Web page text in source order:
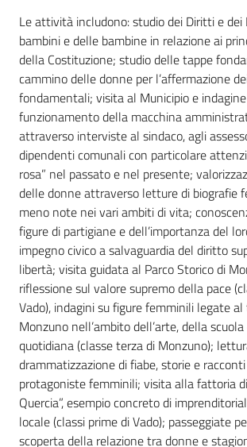
Le attività includono: studio dei Diritti e dei
bambini e delle bambine in relazione ai
della Costituzione; studio delle tappe
cammino delle donne per l’affermazione
fondamentali; visita al Municipio e
funzionamento della macchina
attraverso interviste al sindaco, agli
dipendenti comunali con particolare
rosa” nel passato e nel presente;
delle donne attraverso letture di biografie
meno note nei vari ambiti di vita;
figure di partigiane e dell’importanza del
impegno civico a salvaguardia del diritto
libertà; visita guidata al Parco Storico di
riflessione sul valore supremo della pace
Vado), indagini su figure femminili legate
Monzuno nell’ambito dell’arte, della
quotidiana (classe terza di Monzuno);
drammatizzazione di fiabe, storie e
protagoniste femminili; visita alla fattoria
Quercia”, esempio concreto di
locale (classi prime di Vado); passeggiate
scoperta della relazione tra donne e